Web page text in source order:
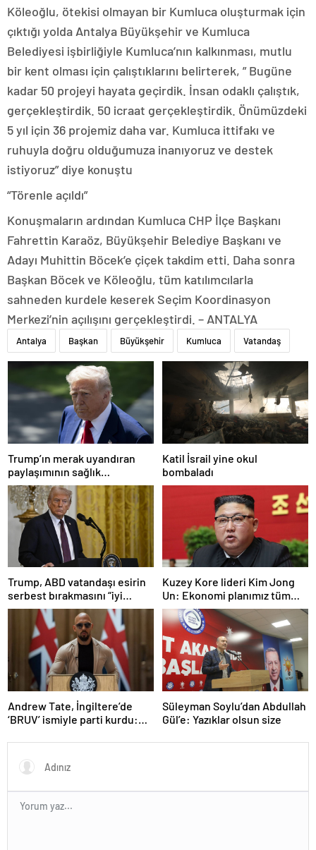
Köleoğlu, ötekisi olmayan bir Kumluca oluşturmak için
çıktığı yolda Antalya Büyükşehir ve Kumluca
Belediyesi işbirliğiyle Kumluca’nın kalkınması, mutlu
bir kent olması için çalıştıklarını belirterek, ” Bugüne
kadar 50 projeyi hayata geçirdik. İnsan odaklı çalıştık,
gerçekleştirdik. 50 icraat gerçekleştirdik. Önümüzdeki
5 yıl için 36 projemiz daha var. Kumluca ittifakı ve
ruhuyla doğru olduğumuza inanıyoruz ve destek
istiyoruz” diye konuştu
“Törenle açıldı”
Konuşmaların ardından Kumluca CHP İlçe Başkanı
Fahrettin Karaöz, Büyükşehir Belediye Başkanı ve
Adayı Muhittin Böcek’e çiçek takdim etti. Daha sonra
Başkan Böcek ve Köleoğlu, tüm katılımcılarla
sahneden kurdele keserek Seçim Koordinasyon
Merkezi’nin açılışını gerçekleştirdi. – ANTALYA
Antalya Başkan Büyükşehir Kumluca Vatandaş
Trump’ın merak uyandıran
paylaşımının sağlık
sistemiyle ilgili kararname
olduğu anlaşıldı
Katil İsrail yine okul
bombaladı
Trump, ABD vatandaşı esirin
serbest bırakmasını “iyi
niyetle atılmış bir adım”
olarak değerlendirdi
Kuzey Kore lideri Kim Jong
Un: Ekonomi planımız tüm
sektörlerde başarısız oldu
Andrew Tate, İngiltere’de
‘BRUV’ ismiyle parti kurdu:
propagandasını
yasaklayacağız’
Süleyman Soylu’dan Abdullah
Gül’e: Yazıklar olsun size